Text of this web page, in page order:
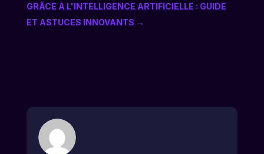
GRÂCE À L'INTELLIGENCE ARTIFICIELLE : GUIDE
ET ASTUCES INNOVANTS →